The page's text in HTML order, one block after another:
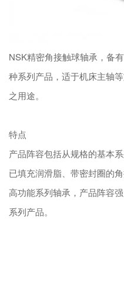
NSK精密角接触球轴承，备
种系列产品，适于机床主轴
之用途。
特点
产品阵容包括从规格的基本
已填充润滑脂、带密封圈的
高功能系列轴承，产品阵容
系列产品。